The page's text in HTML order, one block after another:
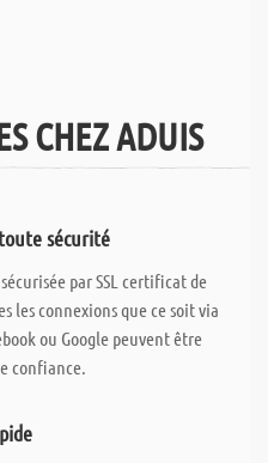
CHEZ ADUIS
sécurité
par SSL certificat de
les connexions que ce soit via
ou Google peuvent être
confiance.